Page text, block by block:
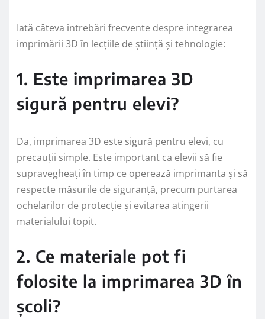
Iată câteva întrebări frecvente despre integrarea
imprimării 3D în lecțiile de știință și tehnologie:
1. Este imprimarea 3D
sigură pentru elevi?
Da, imprimarea 3D este sigură pentru elevi, cu
precauții simple. Este important ca elevii să fie
supravegheați în timp ce operează imprimanta și să
respecte măsurile de siguranță, precum purtarea
ochelarilor de protecție și evitarea atingerii
materialului topit.
2. Ce materiale pot fi
folosite la imprimarea 3D în
școli?